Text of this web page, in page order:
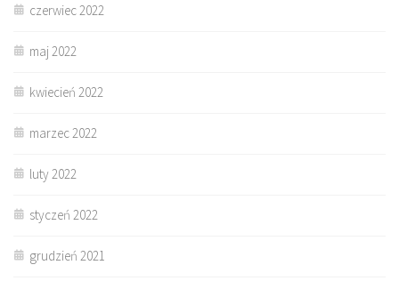
czerwiec 2022
maj 2022
kwiecień 2022
marzec 2022
luty 2022
styczeń 2022
grudzień 2021